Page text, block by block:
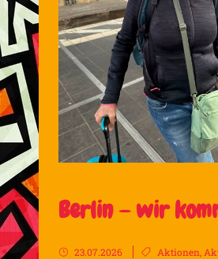
Berlin – wir
23.07.2026 Aktionen,